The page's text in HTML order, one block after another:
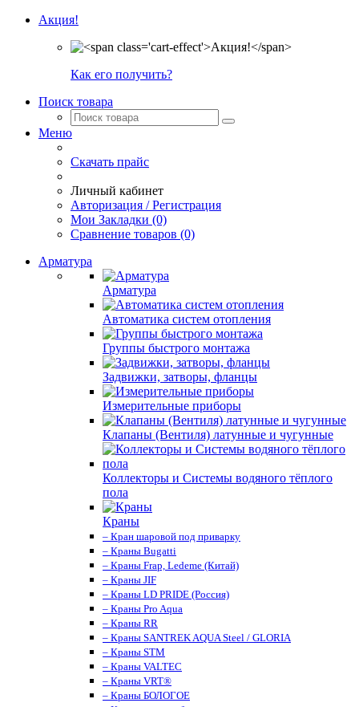
Акция!
Как его получить?
Поиск товара
Меню
Скачать прайс
Личный кабинет
Авторизация / Регистрация
Мои Закладки (0)
Сравнение товаров (0)
Арматура
Арматура
Автоматика систем отопления
Группы быстрого монтажа
Задвижки, затворы, фланцы
Измерительные приборы
Клапаны (Вентиля) латунные и чугунные
Коллекторы и Системы водяного тёплого
пола
Краны
– Кран шаровой под приварку
– Краны Bugatti
– Краны Frap, Ledeme (Китай)
– Краны JIF
– Краны LD PRIDE (Россия)
– Краны Pro Aqua
– Краны RR
– Краны SANTREK AQUA Steel / GLORIA
– Краны STM
– Краны VALTEC
– Краны VRT®
– Краны БОЛОГОЕ